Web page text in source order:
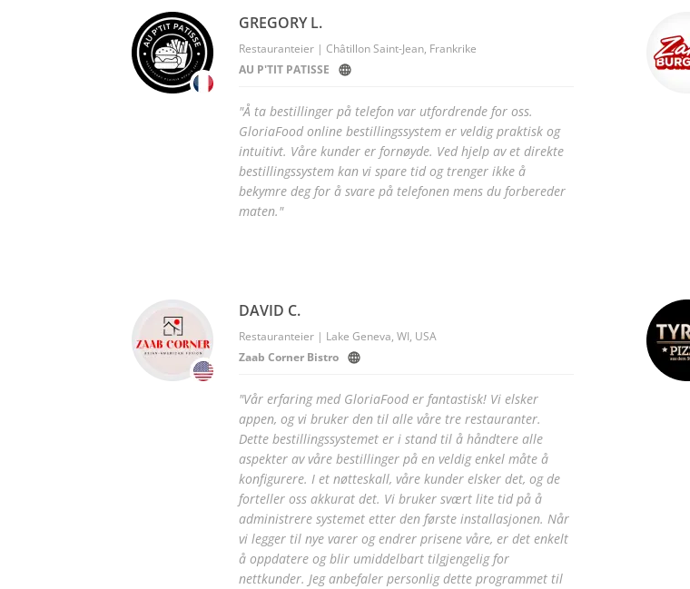
GREGORY L.
Restauranteier | Châtillon Saint-Jean, Frankrike
AU P'TIT PATISSE
"Å ta bestillinger på telefon var utfordrende for oss.
GloriaFood online bestillingssystem er veldig praktisk og
intuitivt. Våre kunder er fornøyde. Ved hjelp av et direkte
bestillingssystem kan vi spare tid og trenger ikke å
bekymre deg for å svare på telefonen mens du forbereder
maten."
DAVID C.
Restauranteier | Lake Geneva, WI, USA
Zaab Corner Bistro
"Vår erfaring med GloriaFood er fantastisk! Vi elsker
appen, og vi bruker den til alle våre tre restauranter.
Dette bestillingssystemet er i stand til å håndtere alle
aspekter av våre bestillinger på en veldig enkel måte å
konfigurere. I et nøtteskall, våre kunder elsker det, og de
forteller oss akkurat det. Vi bruker svært lite tid på å
administrere systemet etter den første installasjonen. Når
vi legger til nye varer og endrer prisene våre, er det enkelt
å oppdatere og blir umiddelbart tilgjengelig for
nettkunder. Jeg anbefaler personlig dette programmet til